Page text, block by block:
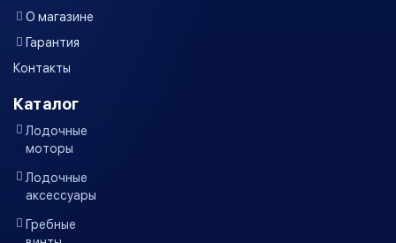
О магазине
Гарантия
Контакты
Каталог
Лодочные
моторы
Лодочные
аксессуары
Гребные